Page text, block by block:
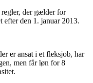
regler, der gælder for
efter den 1. januar 2013.
er ansat i et fleksjob, har
men får løn for 8